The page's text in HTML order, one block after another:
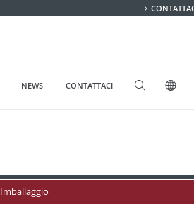
NEWS CONTATTACI
Imballaggio